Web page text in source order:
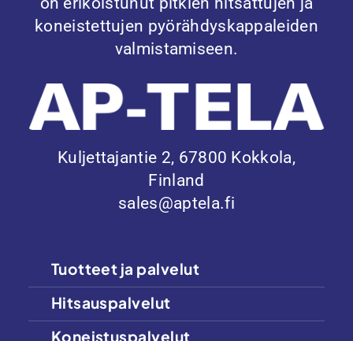
Kuljettajantie 2, 67800 Kokkola,
Finland
sales@aptela.fi
koneistettujen pyörähdyskappaleiden
valmistamiseen.
Tuotteet ja palvelut
Hitsauspalvelut
Koneistuspalvelut